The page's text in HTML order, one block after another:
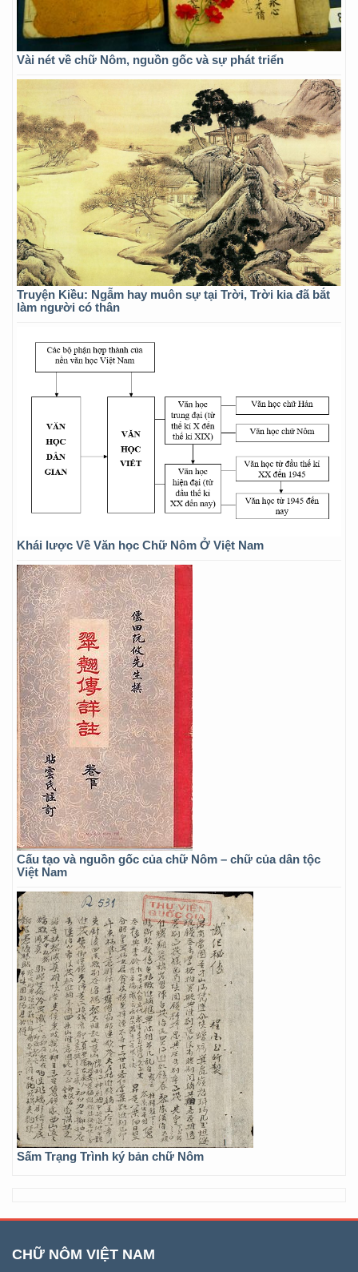
Vài nét về chữ Nôm, nguồn gốc và sự phát triển
Truyện Kiều: Ngẫm hay muôn sự tại Trời, Trời kia đã bắt
làm người có thân
Khái lược Về Văn học Chữ Nôm Ở Việt Nam
Cấu tạo và nguồn gốc của chữ Nôm – chữ của dân tộc
Việt Nam
Sấm Trạng Trình ký bản chữ Nôm
CHỮ NÔM VIỆT NAM